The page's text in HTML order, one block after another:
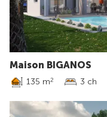
Maison BIGANOS
135 m2 3 ch